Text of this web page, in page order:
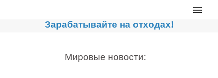
Главная
Сортировочные линии
Зарабатывайте на отходах!
Мировые новости: